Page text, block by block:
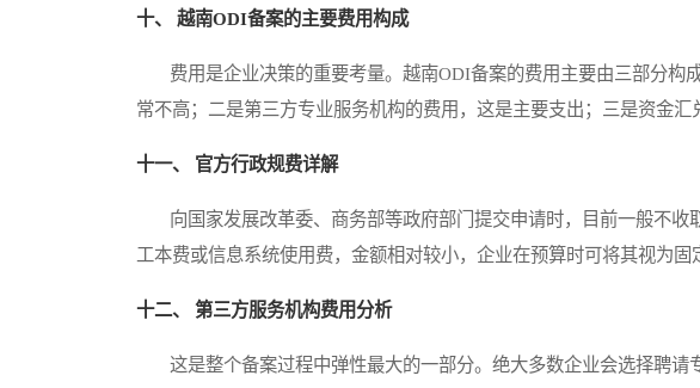
十、 越南ODI备案的主要费用构成
费用是企业决策的重要考量。越南ODI备案的费用主要由三部分构
常不高；二是第三方专业服务机构的费用，这是主要支出；三是资金汇
十一、 官方行政规费详解
向国家发展改革委、商务部等政府部门提交申请时，目前一般不收
工本费或信息系统使用费，金额相对较小，企业在预算时可将其视为固
十二、 第三方服务机构费用分析
这是整个备案过程中弹性最大的一部分。绝大多数企业会选择聘请